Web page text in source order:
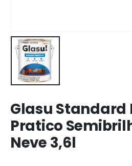
Glasu Standard
Pratico
Neve 3,6l